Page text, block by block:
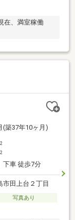
在、満室稼働
(築37年10ヶ月)
2
2
下車 徒歩7分
市田上台２丁目
写真あり